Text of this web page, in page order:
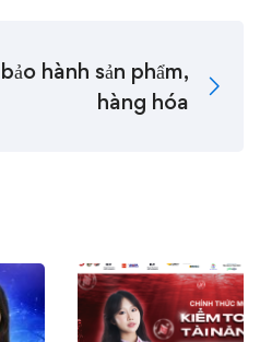
hành sản phẩm,
hàng hóa